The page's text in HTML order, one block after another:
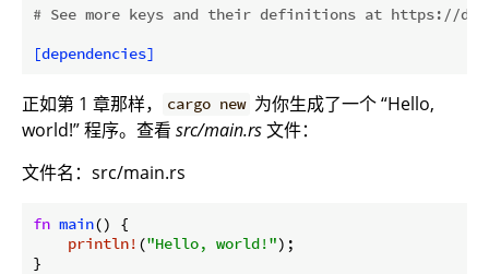
# See more keys and their definitions at https://
[dependencies]
正如第 1 章那样， cargo new 为你生成了一个 “Hello,
world!” 程序。查看 src/main.rs文件：
文件名：src/main.rs
fn main() {
println! ("Hello, world!");
}